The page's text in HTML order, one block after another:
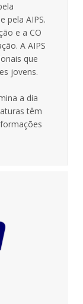
pela AIPS.
e a CO
A AIPS
que
jovens.
a dia
têm